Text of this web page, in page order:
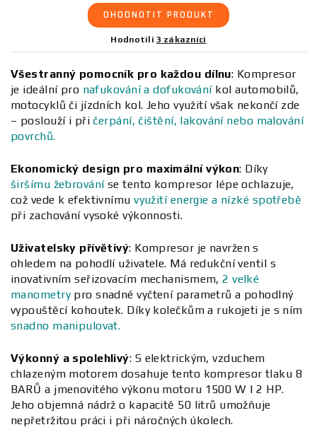
OHODNOTIT PRODUKT
Hodnotili 3 zákazníci
Všestranný pomocník pro každou dílnu: Kompresor
je ideální pro nafukování a dofukováníkol automobilů,
motocyklů či jízdních kol. Jeho využití však nekončí zde
– poslouží i při čerpání, čištění, lakování nebo malování
povrchů.
Ekonomický design pro maximální výkon: Díky
širšímu žebrováníse tento kompresor lépe ochlazuje,
což vede k efektivnímuvyužití energie a nízké spotřebě
při zachování vysoké výkonnosti.
Uživatelsky přívětivý: Kompresor je navržen s
ohledem na pohodlí uživatele. Má redukční ventil s
inovativním seřizovacím mechanismem, 2 velké
manometrypro snadné vyčtení parametrů a pohodlný
vypouštěcí kohoutek. Díky kolečkům a rukojeti je s ním
snadno manipulovat.
Výkonný a spolehlivý: S elektrickým, vzduchem
chlazeným motorem dosahuje tento kompresor tlaku 8
BARŮ a jmenovitého výkonu motoru 1500 W | 2 HP.
Jeho objemná nádrž o kapacitě 50 litrů umožňuje
nepřetržitou práci i při náročných úkolech.